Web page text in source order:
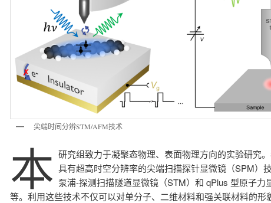
尖端时间分辨STM/AFM技术
本 研究组致力于凝聚态物理、表面物理方向的实验研究
具有超高时空分辨率的尖端扫描探针显微镜（SPM）
泵浦-探测扫描隧道显微镜（STM）和 qPlus 型原子力
等。利用这些技术不仅可以对单分子、二维材料和强关联材料的形